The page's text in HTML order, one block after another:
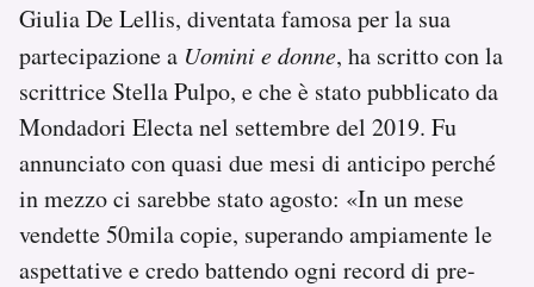
Giulia De Lellis, diventata famosa per la sua
partecipazione a Uomini e donne, ha scritto con la
scrittrice Stella Pulpo, e che è stato pubblicato da
Mondadori Electa nel settembre del 2019. Fu
annunciato con quasi due mesi di anticipo perché
in mezzo ci sarebbe stato agosto: «In un mese
vendette 50mila copie, superando ampiamente le
aspettative e credo battendo ogni record di pre-